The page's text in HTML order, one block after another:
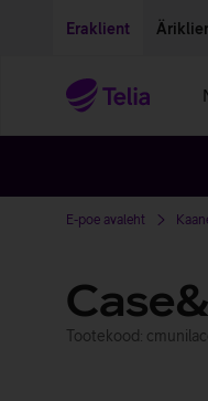
Eraklient
E-poe avaleht
Tootekood: